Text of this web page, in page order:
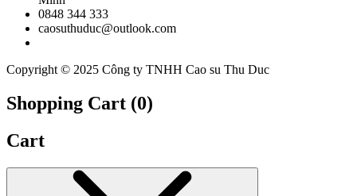
0848 344 333
caosuthuduc@outlook.com
Copyright © 2025 Công ty TNHH Cao su Thu Duc
Shopping Cart (0)
Cart